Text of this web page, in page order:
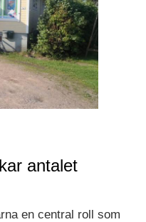
antalet
en central roll som